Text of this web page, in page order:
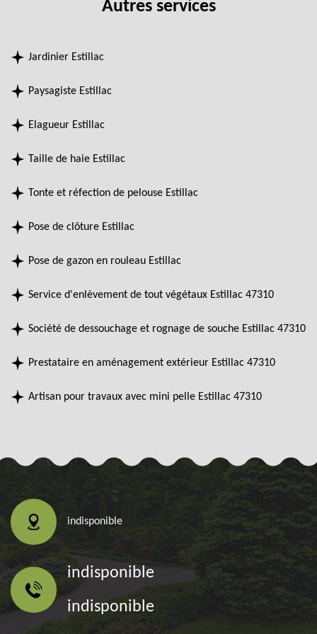
Autres services
Jardinier Estillac
Paysagiste Estillac
Elagueur Estillac
Taille de haie Estillac
Tonte et réfection de pelouse Estillac
Pose de clôture Estillac
Pose de gazon en rouleau Estillac
Service d'enlèvement de tout végétaux Estillac 47310
Société de dessouchage et rognage de souche Estillac 47310
Prestataire en aménagement extérieur Estillac 47310
Artisan pour travaux avec mini pelle Estillac 47310
indisponible
indisponible
indisponible